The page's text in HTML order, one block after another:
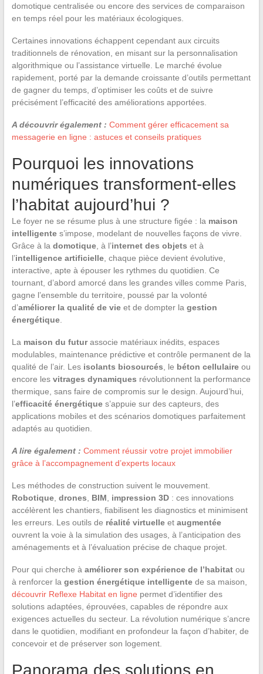
domotique centralisée ou encore des services de comparaison
en temps réel pour les matériaux écologiques.
Certaines innovations échappent cependant aux circuits
traditionnels de rénovation, en misant sur la personnalisation
algorithmique ou l’assistance virtuelle. Le marché évolue
rapidement, porté par la demande croissante d’outils permettant
de gagner du temps, d’optimiser les coûts et de suivre
précisément l’efficacité des améliorations apportées.
A découvrir également : Comment gérer efficacement sa
messagerie en ligne : astuces et conseils pratiques
Pourquoi les innovations
numériques transforment-elles
l’habitat aujourd’hui ?
Le foyer ne se résume plus à une structure figée : la maison
intelligentes’impose, modelant de nouvelles façons de vivre.
Grâce à la domotique, à l’internet des objets et à
l’intelligence artificielle, chaque pièce devient évolutive,
interactive, apte à épouser les rythmes du quotidien. Ce
tournant, d’abord amorcé dans les grandes villes comme Paris,
gagne l’ensemble du territoire, poussé par la volonté
d’améliorer la qualité de vieet de dompter la gestion
énergétique.
La maison du futurassocie matériaux inédits, espaces
modulables, maintenance prédictive et contrôle permanent de la
qualité de l’air. Les isolants biosourcés , le béton cellulaireou
encore les vitrages dynamiques révolutionnent la performance
thermique, sans faire de compromis sur le design. Aujourd’hui,
l’efficacité énergétiques’appuie sur des capteurs, des
applications mobiles et des scénarios domotiques parfaitement
adaptés au quotidien.
A lire également : Comment réussir votre projet immobilier
grâce à l’accompagnement d’experts locaux
Les méthodes de construction suivent le mouvement.
Robotique, drones BIM impression 3D: ces innovations
accélèrent les chantiers, fiabilisent les diagnostics et minimisent
les erreurs. Les outils de réalité virtuelleet augmentée
ouvrent la voie à la simulation des usages, à l’anticipation des
aménagements et à l’évaluation précise de chaque projet.
Pour qui cherche à améliorer son expérience de l’habitatou
à renforcer la gestion énergétique intelligentede sa maison,
découvrir Reflexe Habitat en ligne permet d’identifier des
solutions adaptées, éprouvées, capables de répondre aux
exigences actuelles du secteur. La révolution numérique s’ancre
dans le quotidien, modifiant en profondeur la façon d’habiter, de
concevoir et de préserver son logement.
Panorama des solutions en